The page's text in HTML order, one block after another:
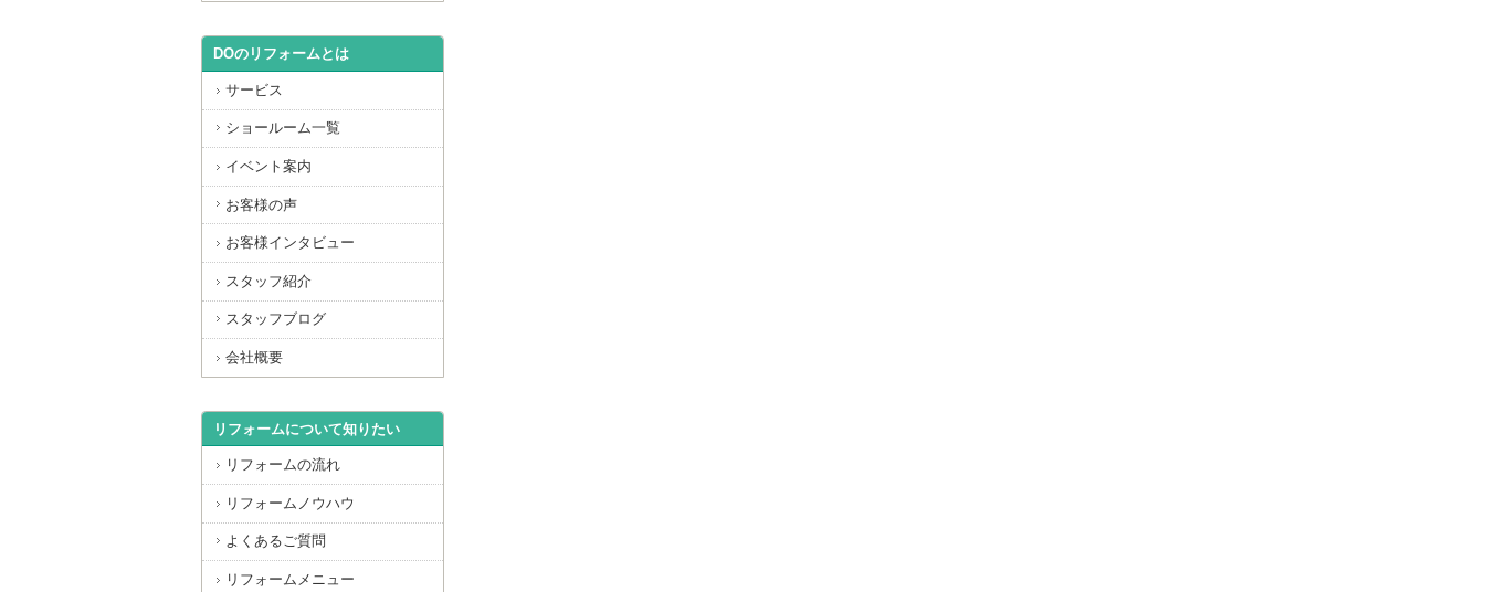
DOのリフォームとは
サービス
ショールーム一覧
イベント案内
お客様の声
お客様インタビュー
スタッフ紹介
スタッフブログ
会社概要
リフォームについて知りたい
リフォームの流れ
リフォームノウハウ
よくあるご質問
リフォームメニュー